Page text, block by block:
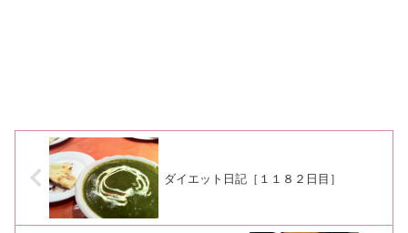
ダイエット日記［１１８２日目］